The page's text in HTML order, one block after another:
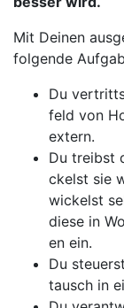
Mit Dei­nen
fol­gen­de
Du
feld von
ex­tern.
Du treibst
ckelst sie
wi­ckelst
die­se in
en ein.
Du
tausch in